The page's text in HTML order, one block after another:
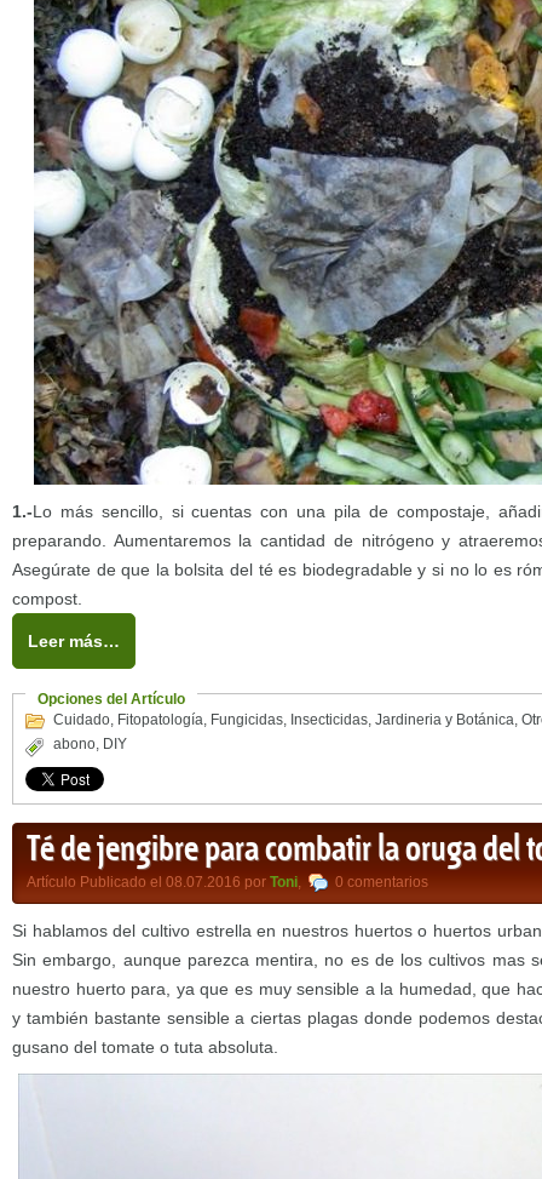
1.-Lo más sencillo, si cuentas con una pila de compostaje,
preparando. Aumentaremos la cantidad de nitrógeno y
Asegúrate de que la bolsita del té es biodegradable y si no lo es
compost.
Leer más…
Opciones del Artículo
Cuidado, Fitopatología, Fungicidas, Insecticidas, Jardineria y Botánica,
abono, DIY
Té de jengibre para combatir la oruga del
Artículo Publicado el 08.07.2016 por Toni, 0 comentarios
Si hablamos del cultivo estrella en nuestros huertos o huertos
Sin embargo, aunque parezca mentira, no es de los cultivos mas
nuestro huerto para, ya que es muy sensible a la humedad, que
y también bastante sensible a ciertas plagas donde podemos
gusano del tomate o tuta absoluta.